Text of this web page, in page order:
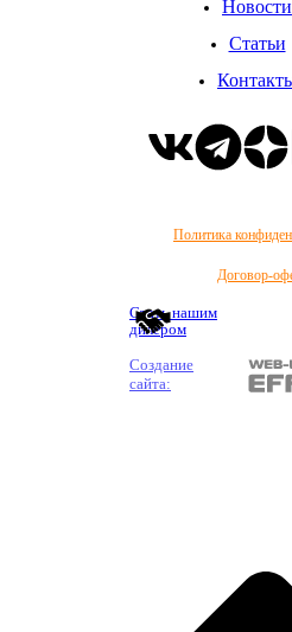
Новости
Статьи
Политика
Договор-
Стать нашим
дилером
Создание
сайта: